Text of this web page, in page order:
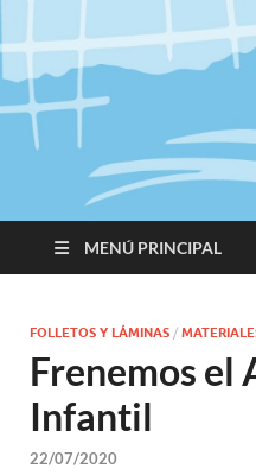
MENÚ PRINCIPAL
FOLLETOS Y LÁMINAS /
Frenemos el
Infantil
22/07/2020